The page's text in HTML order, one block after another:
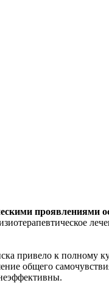
проявлениями
привело к полному
общего